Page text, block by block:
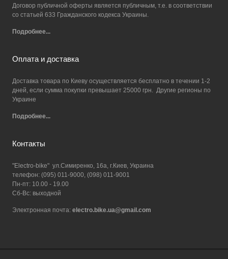
Договор публичной оферты является публичным, т.е. в соответствии
со статьей 633 Гражданского кодекса Украины.
Подробнее...
Оплата и доставка
Доставка товара по Киеву осуществляется бесплатно в течении 1-2
дней, если сумма покупки превышает 25000 грн. Другие регионы по
Украине
Подробнее...
Контакты
"Electro-bike" ул.Симиренко, 16а, г.Киев, Украина
телефон: (095) 011-9000, (098) 011-9001
Пн-пт: 10.00 - 19.00
Сб-Вс: выходной
Электронная почта: electro.bike.ua@gmail.com